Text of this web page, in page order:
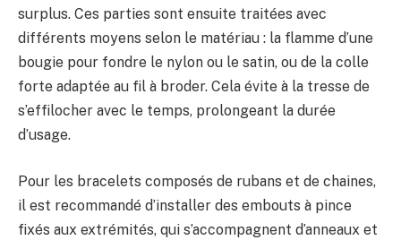
surplus. Ces parties sont ensuite traitées avec
différents moyens selon le matériau : la flamme d’une
bougie pour fondre le nylon ou le satin, ou de la colle
forte adaptée au fil à broder. Cela évite à la tresse de
s’effilocher avec le temps, prolongeant la durée
d’usage.
Pour les bracelets composés de rubans et de chaines,
il est recommandé d’installer des embouts à pince
fixés aux extrémités, qui s’accompagnent d’anneaux et